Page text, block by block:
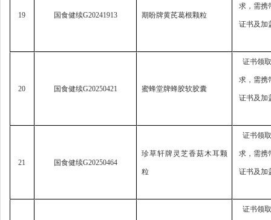
19 国食健续G20241913 期盼牌黄芪葛根颗粒
求， 需携
证书及加
20 国食健续G20250421 蜜蜂堂牌蜂胶软胶囊
证书领
求， 需携
证书及加
21 国食健续G20250464
珍草轩牌灵芝香菇木耳颗
粒
证书领
求， 需携
证书及加
证书领